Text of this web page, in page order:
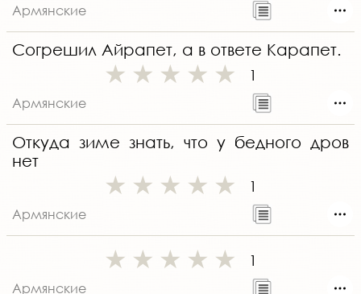
Армянские
Согрешил Айрапет, а в ответе Карапет.
1
Армянские
Откуда зиме знать, что у бедного дров
нет
1
Армянские
1
Армянские